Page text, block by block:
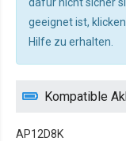
geeignet ist,
Hilfe zu erhalten.
Kompatible
AP12D8K